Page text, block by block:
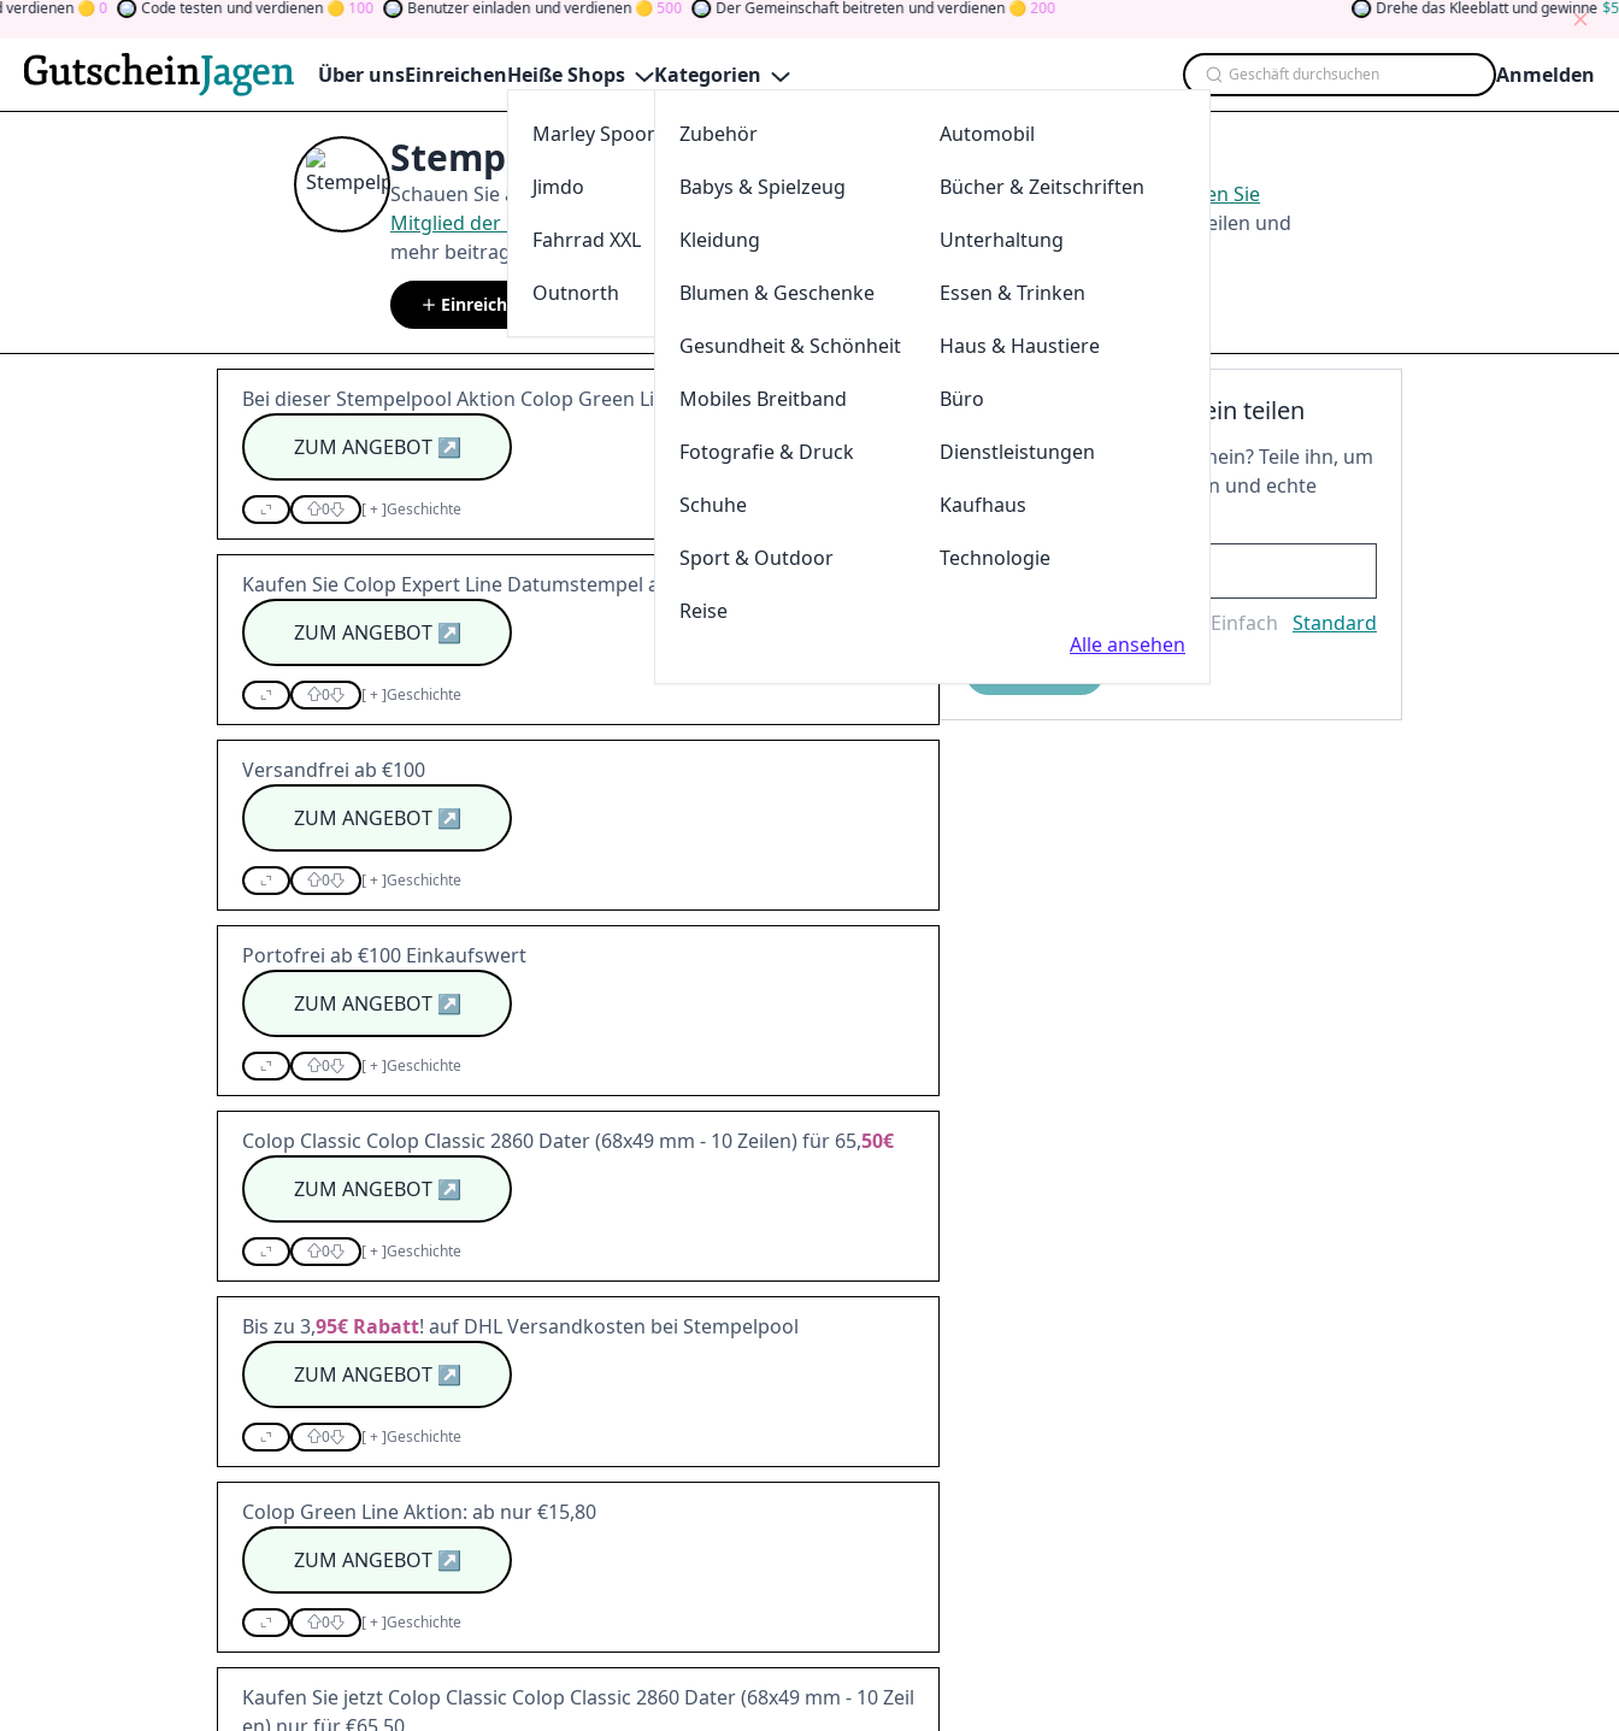
0 Code testen und verdienen 100 Benutzer einladen und verdienen 500 Der Gemeinschaft beitreten und verdienen 200 Drehe das Kleeblatt und gewinne 5
Über unsEinreichenHeiße Shops
Marley Spoon
Jimdo
sportdeal24
Fahrrad XXL
Outnorth
Parkettkaiser
Kategorien
Zubehör
Automobil
Babys & Spielzeug
Bücher & Zeitschriften
Kleidung
Unterhaltung
Blumen & Geschenke
Essen & Trinken
Gesundheit & Schönheit
Haus & Haustiere
Mobiles Breitband
Büro
Fotografie & Druck
Dienstleistungen
Schuhe
Kaufhaus
Sport & Outdoor
Technologie
Reise
Alle ansehen
Geschäft durchsuchen Anmelden
Stempelpool Gutscheine August 2026
Schauen Sie aufGutscheinJagenfür die bestenStempelpool -Angebote imAug. 2026
Werden Sie
Mitglied der Community
und verdienen Sie Tokens, indem Sie durch Abstimmen, Testen, Teilen und
mehr beitragen. Drehen Sie den Glücksklee und gewinnen Sie Geld
Einreichen stempelpool.de
Bei dieser Stempelpool Aktion Colop Green Line ab 15,80€
ZUM ANGEBOT↗
0 [+]Geschichte
Kaufen Sie Colop Expert Line Datumstempel ab nur €37,90
ZUM ANGEBOT↗
0 [+]Geschichte
Versandfrei ab €100
ZUM ANGEBOT↗
0 [+]Geschichte
Portofrei ab €100 Einkaufswert
ZUM ANGEBOT↗
0 [+]Geschichte
Colop Classic Colop Classic 2860 Dater (68x49 mm - 10 Zeilen) für 65,50€
ZUM ANGEBOT↗
0 [+]Geschichte
Bis zu 3,95€ Rabatt! auf DHL Versandkosten bei Stempelpool
ZUM ANGEBOT↗
0 [+]Geschichte
Colop Green Line Aktion: ab nur €15,80
ZUM ANGEBOT↗
0 [+]Geschichte
Kaufen Sie jetzt Colop Classic Colop Classic 2860 Dater (68x49 mm - 10 Zeil
Deinen Gutschein teilen
Hast du einen tollen Gutschein? Teile ihn, um
Token freizuschalten und echte
Geldprämien zu genießen!
Einfach Standard